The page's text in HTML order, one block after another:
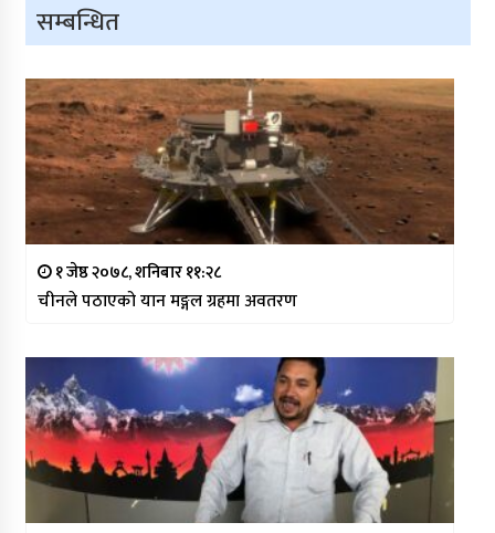
सम्बन्धित
१ जेष्ठ २०७८, शनिबार ११:२८
चीनले पठाएको यान मङ्गल ग्रहमा अवतरण